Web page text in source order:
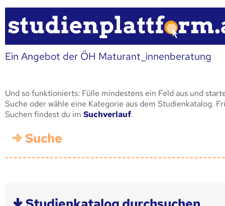
Ein Angebot der ÖH Maturant_innenberatung
Und so funktionierts: Fülle mindestens ein Feld aus und
Suche oder wähle eine Kategorie aus dem Studienkatalog.
Suchen findest du im Suchverlauf.
Suche